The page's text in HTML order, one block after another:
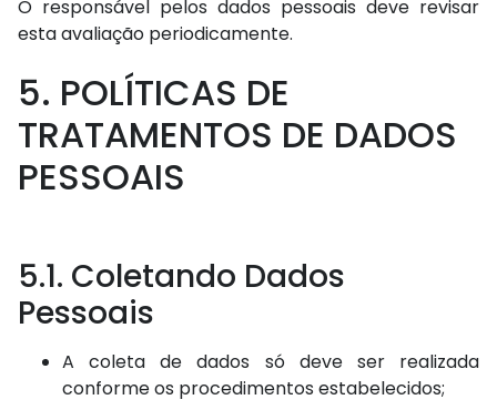
O responsável pelos dados pessoais deve revisar
esta avaliação periodicamente.
5. POLÍTICAS DE
TRATAMENTOS DE DADOS
PESSOAIS
5.1. Coletando Dados
Pessoais
A coleta de dados só deve ser realizada
conforme os procedimentos estabelecidos;